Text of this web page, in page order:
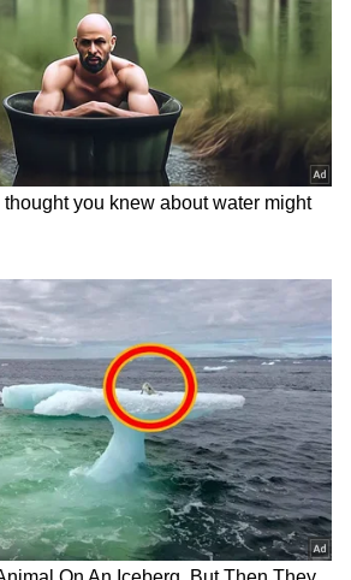
ಕಷ್ಟಗಳು:
ಭೈಯಪ್ಪನಹಳ್ಳಿಯ SMVT
ಅಲ್ಲೇ ಕೊನೆಗೊಳ್ಳುತ್ತವೆ. ಆದರೆ,